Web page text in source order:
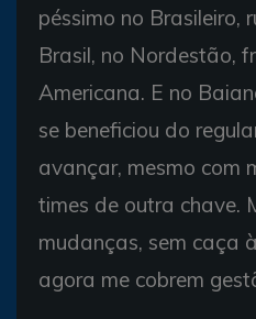
péssimo no Brasileiro,
Brasil, no Nordestão,
Americana. E no
se beneficiou do
avançar, mesmo com
times de outra chave.
mudanças, sem caça
agora me cobrem